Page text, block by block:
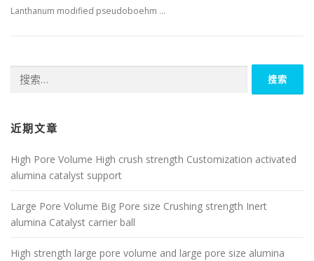
Lanthanum modified pseudoboehm …
索：
近期文章
High Pore Volume High crush strength Customization activated
alumina catalyst support
Large Pore Volume Big Pore size Crushing strength Inert
alumina Catalyst carrier ball
High strength large pore volume and large pore size alumina